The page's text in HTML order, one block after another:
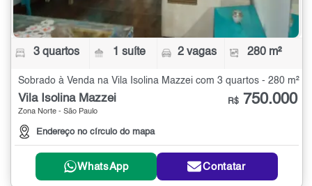
3 quartos 1 suíte 2 vagas 280 m²
Sobrado à Venda na Vila Isolina Mazzei com 3 quartos - 280 m²
Vila Isolina Mazzei
Zona Norte - São Paulo
Endereço no círculo do mapa
R$ 750.000
WhatsApp Contatar